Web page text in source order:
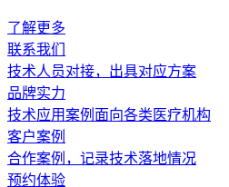
了解更多
联系我们
技术人员对接，出具对应方案
品牌实力
技术应用案例面向各类医疗机构
客户案例
合作案例，记录技术落地情况
预约体验